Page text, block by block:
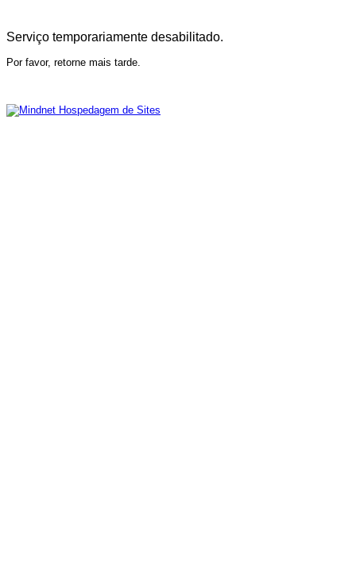
Serviço temporariamente desabilitado.
Por favor, retorne mais tarde.